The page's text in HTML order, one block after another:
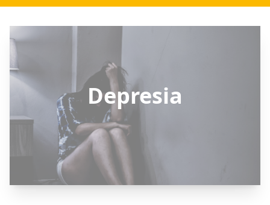
Depresia